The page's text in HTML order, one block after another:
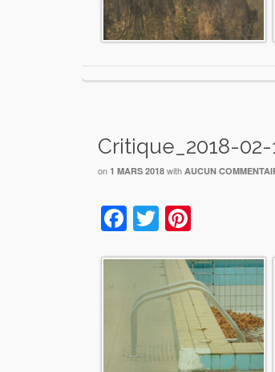
Critique_2018-
on 1 MARS 2018 with AUCUN
Facebook
Twitter